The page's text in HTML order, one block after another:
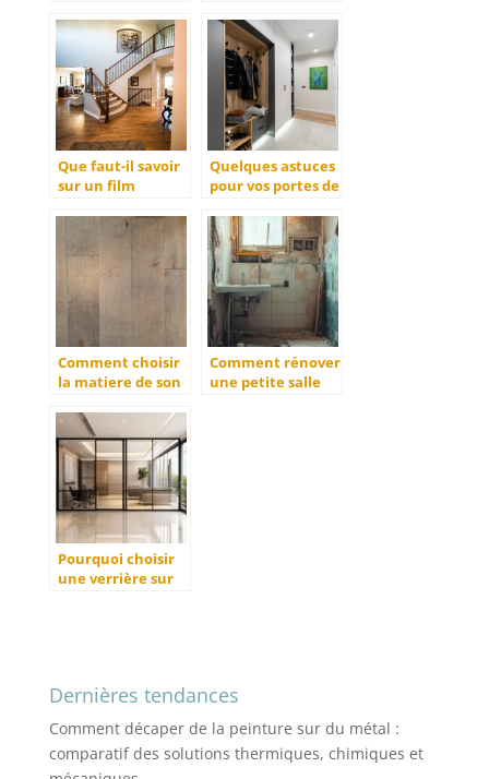
utilisant les
principes du
home-staging ?
Que faut-il savoir
sur un film
sans tain ?
Quelques astuces
pour vos portes de
Comment choisir
la matiere de son
salle de bain ?
Comment rénover
une petite salle
Pourquoi choisir
une verrière sur
Dernières tendances
Comment décaper de la peinture sur du métal :
comparatif des solutions thermiques, chimiques et